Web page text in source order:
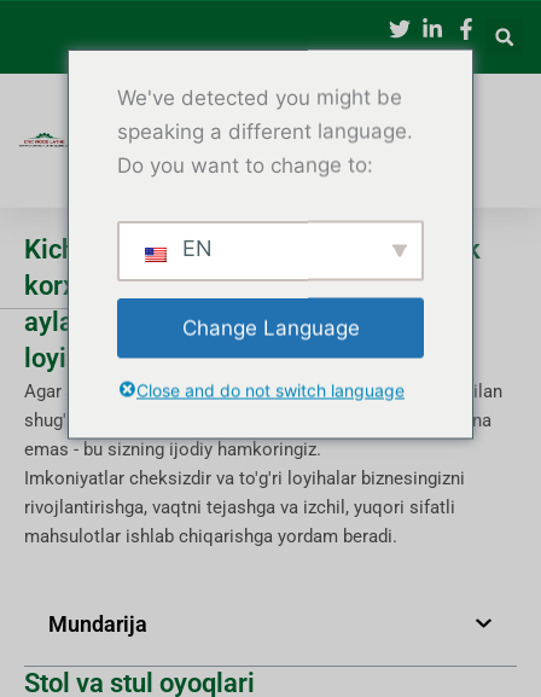
Kichik ustaxonalar va hunarmandchilik
korxonalari uchun CNC yog'ochni
aylantirish bo'yicha 10 ta eng yaxshi
loyihalar
Agar siz kichik ustaxona yoki hunarmandchilik biznesi bilan
shug'ullansangiz, CNC yog'och stanogi oddiygina mashina
emas - bu sizning ijodiy hamkoringiz.
Imkoniyatlar cheksizdir va to'g'ri loyihalar biznesingizni
rivojlantirishga, vaqtni tejashga va izchil, yuqori sifatli
mahsulotlar ishlab chiqarishga yordam beradi.
Mundarija
Stol va stul oyoqlari
We've detected you might be
speaking a different language.
Do you want to change to:
EN
Change Language
Close and do not switch language